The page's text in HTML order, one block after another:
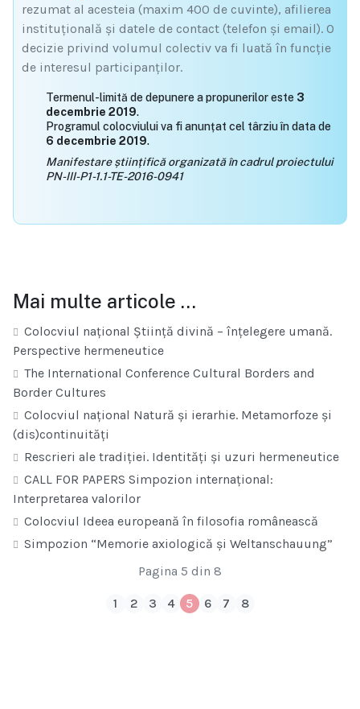
rezumat al acesteia (maxim 400 de cuvinte), afilierea
instituțională și datele de contact (telefon și email). O
decizie privind volumul colectiv va fi luată în funcție
de interesul participanților.
Termenul-limită de depunere a propunerilor este 3
decembrie 2019.
Programul colocviului va fi anunțat cel târziu în data de
6 decembrie 2019.
Manifestare științifică organizată în cadrul proiectului
PN-III-P1-1.1-TE-2016-0941
Mai multe articole …
Colocviul național Știință divină – înțelegere umană.
Perspective hermeneutice
The International Conference Cultural Borders and
Border Cultures
Colocviul național Natură și ierarhie. Metamorfoze și
(dis)continuități
Rescrieri ale tradiției. Identități și uzuri hermeneutice
CALL FOR PAPERS Simpozion internațional:
Interpretarea valorilor
Colocviul Ideea europeană în filosofia românească
Simpozion “Memorie axiologică şi Weltanschauung”
Pagina 5 din 8
1 2 3 4 5 6 7 8